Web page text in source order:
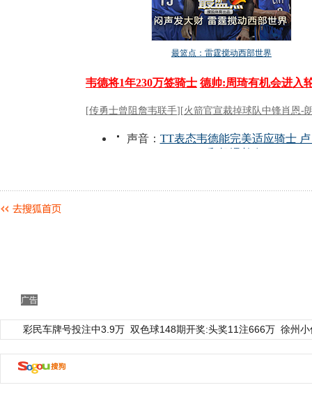
广告
彩民车牌号投注中3.9万 双色球148期开奖:头奖11注666万 徐州